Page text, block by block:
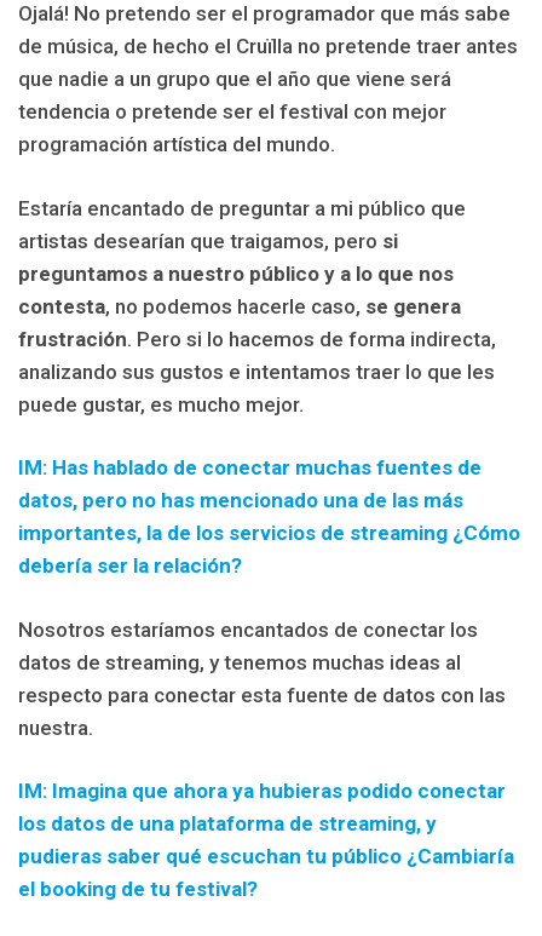
Ojalá! No pretendo ser el programador que más sabe
de música, de hecho el Cruïlla no pretende traer antes
que nadie a un grupo que el año que viene será
tendencia o pretende ser el festival con mejor
programación artística del mundo.
Estaría encantado de preguntar a mi público que
artistas desearían que traigamos, pero si
preguntamos a nuestro público y a lo que nos
contesta, no podemos hacerle caso, se genera
frustración. Pero si lo hacemos de forma indirecta,
analizando sus gustos e intentamos traer lo que les
puede gustar, es mucho mejor.
IM: Has hablado de conectar muchas fuentes de
datos, pero no has mencionado una de las más
importantes, la de los servicios de streaming ¿Cómo
debería ser la relación?
Nosotros estaríamos encantados de conectar los
datos de streaming, y tenemos muchas ideas al
respecto para conectar esta fuente de datos con las
nuestra.
IM: Imagina que ahora ya hubieras podido conectar
los datos de una plataforma de streaming, y
pudieras saber qué escuchan tu público ¿Cambiaría
el booking de tu festival?